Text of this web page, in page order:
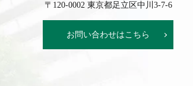
〒120-0002 東京都足立区中川3-7-6
お問い合わせはこちら